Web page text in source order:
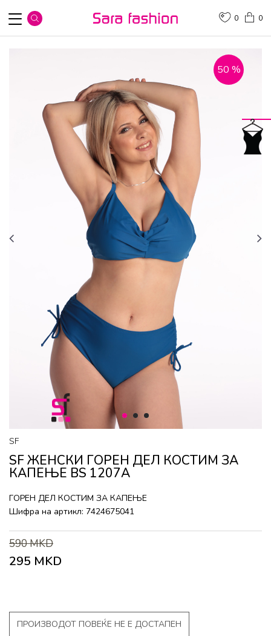
0
0
1 2 3
50 %
SF
SF ЖЕНСКИ ГОРEН ДЕЛ КОСТИМ ЗА
КАПЕЊЕ BS 1207A
ГОРEН ДЕЛ КОСТИМ ЗА КАПЕЊЕ
Шифра на артикл: 7424675041
590MKD
295 MKD
ПРОИЗВОДОТ ПОВЕЌЕ НЕ Е ДОСТАПЕН